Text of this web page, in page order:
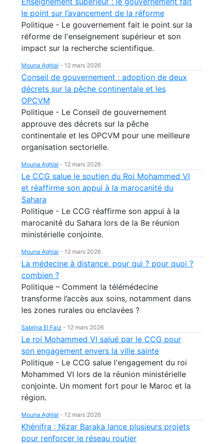
le point sur l’avancement de la réforme
Politique - Le gouvernement fait le point sur la
réforme de l'enseignement supérieur et son
impact sur la recherche scientifique.
Mouna Aghlal - 12 mars 2026
Conseil de gouvernement : adoption de deux
décrets sur la pêche continentale et les
OPCVM
Politique - Le Conseil de gouvernement
approuve des décrets sur la pêche
continentale et les OPCVM pour une meilleure
organisation sectorielle.
Mouna Aghlal - 12 mars 2026
Le CCG salue le soutien du Roi Mohammed VI
et réaffirme son appui à la marocanité du
Sahara
Politique - Le CCG réaffirme son appui à la
marocanité du Sahara lors de la 8e réunion
ministérielle conjointe.
Mouna Aghlal - 12 mars 2026
La médecine à distance, pour qui ? pour quoi ?
combien ?
Politique – Comment la télémédecine
transforme l’accès aux soins, notamment dans
les zones rurales ou enclavées ?
Sabrina El Faiz - 12 mars 2026
Le roi Mohammed VI salué par le CCG pour
son engagement envers la ville sainte
Politique - Le CCG salue l'engagement du roi
Mohammed VI lors de la réunion ministérielle
conjointe. Un moment fort pour le Maroc et la
région.
Mouna Aghlal - 12 mars 2026
Khénifra : Nizar Baraka lance plusieurs projets
pour renforcer le réseau routier